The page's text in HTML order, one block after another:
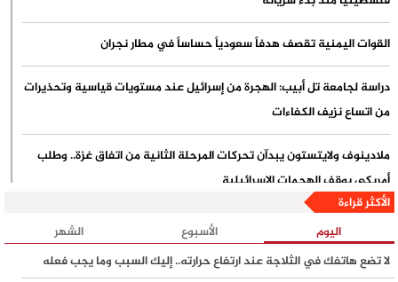
القوات اليمنية تقصف هدفاً سعودياً حساساً في مطار نجران
دراسة لجامعة تل أبيب: الهجرة من إسرائيل عند مستويات قياسية وتحذيرات
من اتساع نزيف الكفاءات
ملادينوف ولايتستون يبدآن تحركات المرحلة الثانية من اتفاق غزة.. وطلب
أمريكي بوقف الهجمات الإسرائيلية
الأمم المتحدة: 10% من سكان غزة على أعتاب المجاعة وتحذيرات من تدهور
كارثي حال تراجع المساعدات
الأكثر قراءة
اليوم
الأسبوع
الشهر
لا تضع هاتفك في الثلاجة عند ارتفاع حرارته.. إليك السبب وما يجب فعله